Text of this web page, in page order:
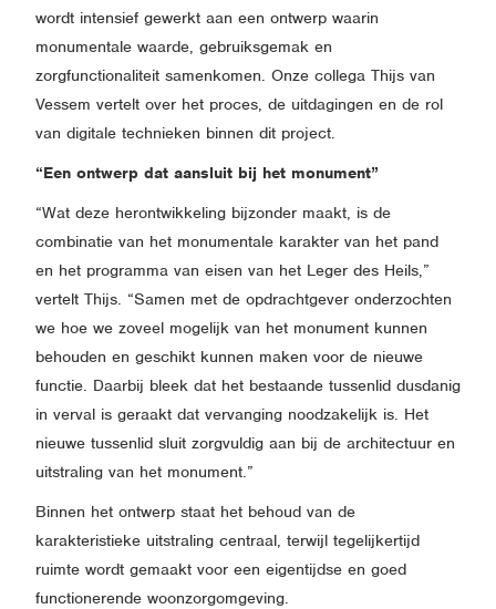
wordt intensief gewerkt aan een ontwerp waarin
monumentale waarde, gebruiksgemak en
zorgfunctionaliteit samenkomen. Onze collega Thijs van
Vessem vertelt over het proces, de uitdagingen en de rol
van digitale technieken binnen dit project.
“Een ontwerp dat aansluit bij het monument”
“Wat deze herontwikkeling bijzonder maakt, is de
combinatie van het monumentale karakter van het pand
en het programma van eisen van het Leger des Heils,”
vertelt Thijs. “Samen met de opdrachtgever onderzochten
we hoe we zoveel mogelijk van het monument kunnen
behouden en geschikt kunnen maken voor de nieuwe
functie. Daarbij bleek dat het bestaande tussenlid dusdanig
in verval is geraakt dat vervanging noodzakelijk is. Het
nieuwe tussenlid sluit zorgvuldig aan bij de architectuur en
uitstraling van het monument.”
Binnen het ontwerp staat het behoud van de
karakteristieke uitstraling centraal, terwijl tegelijkertijd
ruimte wordt gemaakt voor een eigentijdse en goed
functionerende woonzorgomgeving.